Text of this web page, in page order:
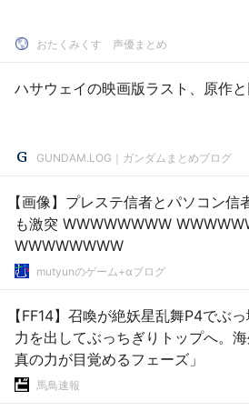
おたくみくす 声優まとめ
ハサウェイの映画版ラスト、原作
GUNDAM.LOG｜ガンダムまとめブログ
【画像】プレステ信者とパソコン信
も激突 WWWWWWWW
WWWWWWWW
mutyunのゲーム+αブログ
【FF14】召喚が絶妖星乱舞P4でぶ
力を出してぶっちぎりトップへ。
真の力が目覚めるフェーズ」
馬鳥速報